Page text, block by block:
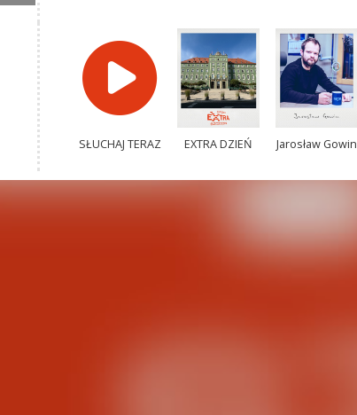
SŁUCHAJ TERAZ EXTRA DZIEŃ Jarosław Gowin